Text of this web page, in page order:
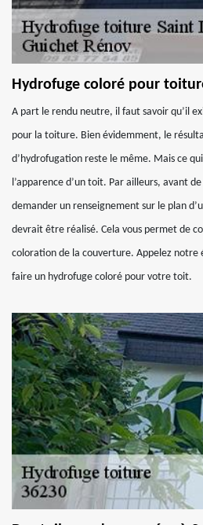
Hydrofuge coloré pour
A part le rendu neutre, il faut savoir qu’il
pour la toiture. Bien évidemment, le
d’hydrofugation reste le même. Mais ce
l’apparence d’un toit. Par ailleurs, avant
demander un renseignement sur le plan
devrait être réalisé. Cela vous permet de
coloration de la couverture. Appelez notre
faire un hydrofuge coloré pour votre toit.